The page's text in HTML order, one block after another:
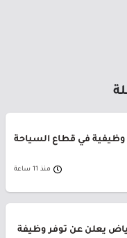
في قطاع السياحة
منذ 11 ساعة
يعلن عن توفر وظيفة